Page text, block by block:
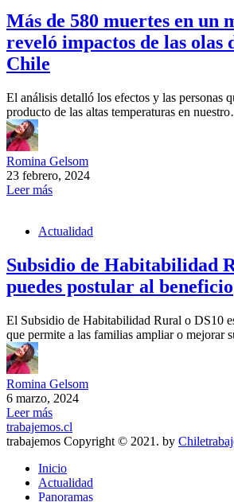
Más de 580 muertes en un
reveló impactos de las olas
Chile
El análisis detalló los efectos y las personas
producto de las altas temperaturas en
Romina Gelsom
23 febrero, 2024
Leer más
Actualidad
Subsidio de Habitabilidad
puedes postular al beneficio
El Subsidio de Habitabilidad Rural o DS10
que permite a las familias ampliar o mejorar
Romina Gelsom
6 marzo, 2024
Leer más
trabajemos.cl
trabajemos Copyright © 2021. by
Inicio
Actualidad
Panoramas